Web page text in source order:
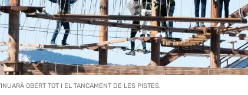
OBERT TOT I EL TANCAMENT DE LES PISTES.